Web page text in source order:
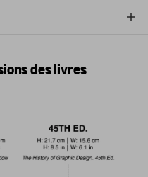
des livres